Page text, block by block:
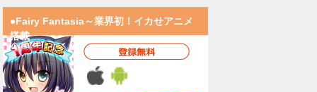
●Fairy Fantasia～業界初！イカせアニメ
搭載